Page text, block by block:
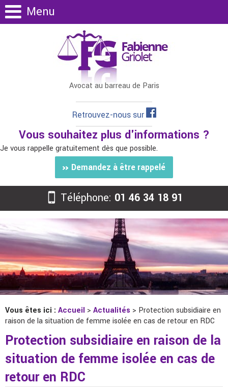
Menu
Avocat au barreau de Paris
Retrouvez-nous sur
Vous souhaitez plus d'informations ?
Je vous rappelle gratuitement dès que possible.
Demandez à être rappelé
Téléphone: 01 46 34 18 91
Vous êtes ici : Accueil > Actualités > Protection subsidiaire en
raison de la situation de femme isolée en cas de retour en RDC
Protection subsidiaire en raison de la
situation de femme isolée en cas de
retour en RDC